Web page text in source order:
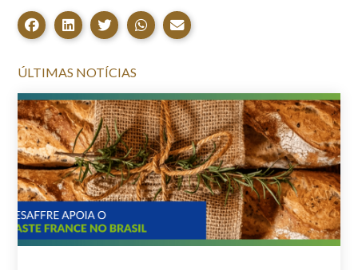
ÚLTIMAS NOTÍCIAS